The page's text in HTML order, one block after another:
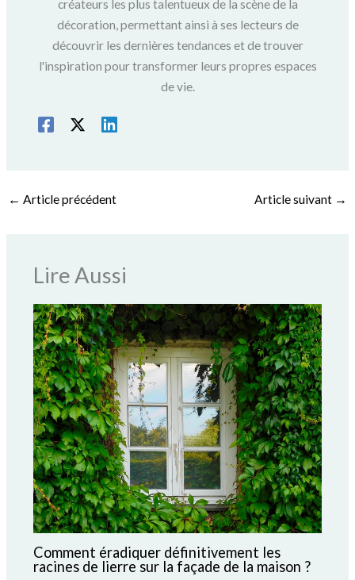
créateurs les plus talentueux de la scène de la
décoration, permettant ainsi à ses lecteurs de
découvrir les dernières tendances et de trouver
l'inspiration pour transformer leurs propres espaces
de vie.
← Article précédent Article suivant →
Lire Aussi
Comment éradiquer définitivement les
racines de lierre sur la façade de la maison ?